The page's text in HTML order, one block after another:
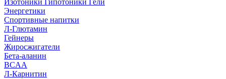
Изотоники Гипотоники Гели
Энергетики
Спортивные напитки
Л-Глютамин
Гейнеры
Жиросжигатели
Бета-аланин
BCAA
Л-Карнитин